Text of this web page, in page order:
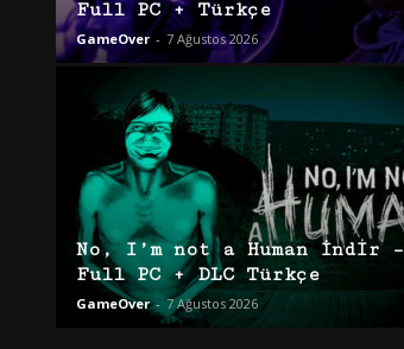
Full PC + Türkçe
GameOver - 7 Ağustos 2026
No, I’m not a Human İndir –
Full PC + DLC Türkçe
GameOver - 7 Ağustos 2026